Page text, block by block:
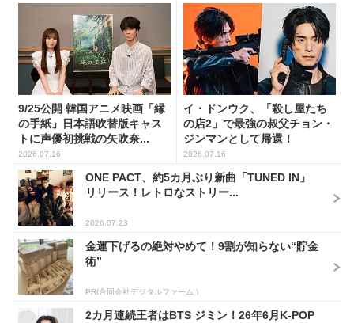
9/25公開 韓国アニメ映画「縁
の手紙」日本語吹替版キャス
トに声優初挑戦の矢吹奈...
2026.07.16
イ・ドンウク、「殺し屋たち
の店2」で最強の叔父チョン・
ジンマンとして帰還！
2026.07.16
ONE PACT、約5カ月ぶり新曲「TUNED IN」
リリース！レトロなストリー...
2026.07.23
金運下げるの絶対やめて！9割が知らない“貯金
術”
PR(合同会社デジタルファーム )
2カ月連続王者はBTS ジミン！26年6月K-POP